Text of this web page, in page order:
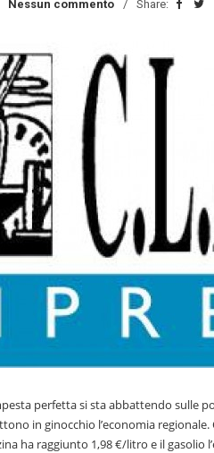
Nessun commento Share:
perfetta si sta abbattendo sulle
in ginocchio l’economia
ha raggiunto 1,98 €/litro e il